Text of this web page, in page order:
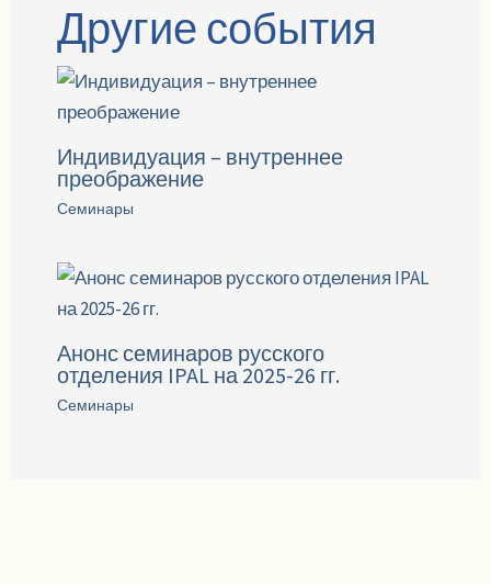
Другие события
Индивидуация – внутреннее
преображение
Семинары
Анонс семинаров русского
отделения IPAL на 2025-26 гг.
Семинары